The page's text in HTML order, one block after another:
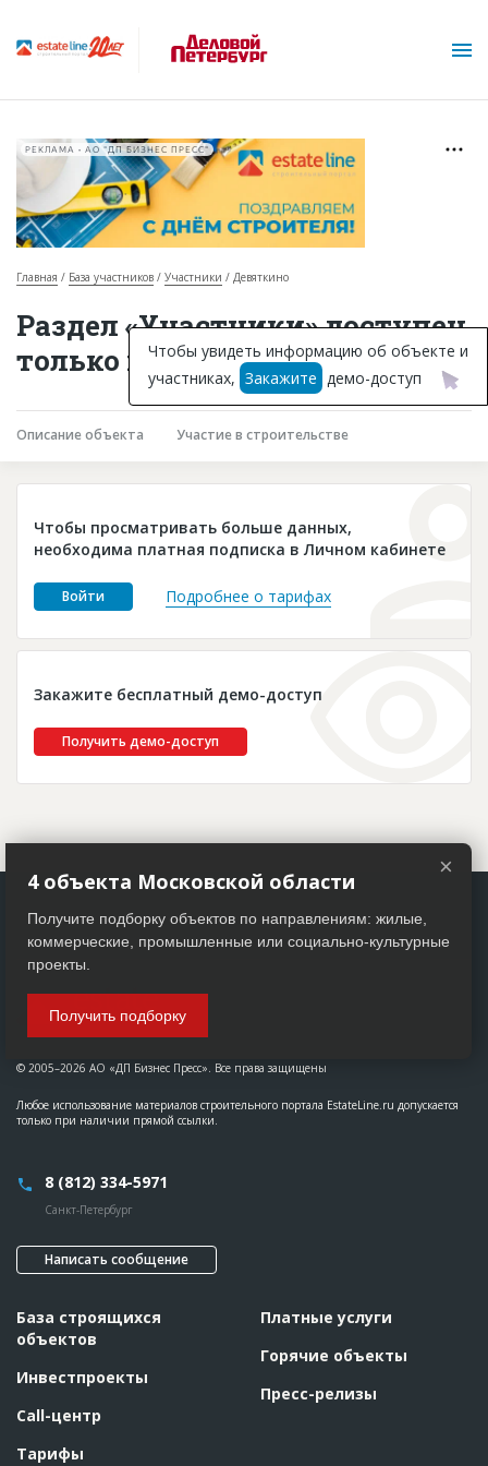
Горячие объекты
База строящихся объектов
Инвестпроекты
Глоссарий
Платные услуги
Пресс-релизы
РЕКЛАМА • АО "ДП БИЗНЕС ПРЕСС"
Главная База участников Участники Девяткино
Раздел «Участники» доступен
только подписчикам
Описание объекта Участие в строительстве
Чтобы просматривать больше данных,
необходима платная подписка в Личном кабинете
Войти Подробнее о тарифах
Закажите бесплатный демо-доступ
Получить демо-доступ
Чтобы увидеть информацию об объекте и
участниках, Закажите демо-доступ
© 2005–2026 АО «ДП Бизнес Пресс». Все права защищены
Любое использование материалов строительного портала EstateLine.ru допускается
только при наличии прямой ссылки.
8 (812) 334-5971
Санкт-Петербург
Написать сообщение
База строящихся
объектов
Инвестпроекты
Call-центр
Тарифы
Платные услуги
Горячие объекты
Пресс-релизы
×
4 объекта Московской области
Получите подборку объектов по направлениям: жилые,
коммерческие, промышленные или социально-культурные
проекты.
Получить подборку